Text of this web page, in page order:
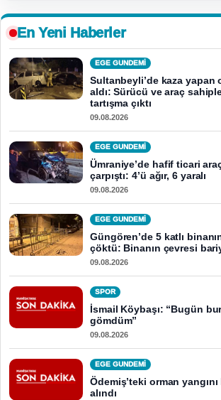
En Yeni Haberler
EGE GUNDEMİ
Sultanbeyli’de kaza yapan
aldı: Sürücü ve araç
tartışma çıktı
09.08.2026
EGE GUNDEMİ
Ümraniye’de hafif ticari
çarpıştı: 4’ü ağır, 6 yaralı
09.08.2026
EGE GUNDEMİ
Güngören’de 5 katlı
çöktü: Binanın çevresi
09.08.2026
SPOR
İsmail Köybaşı: “Bugün
gömdüm”
09.08.2026
EGE GUNDEMİ
Ödemiş’teki orman
alındı